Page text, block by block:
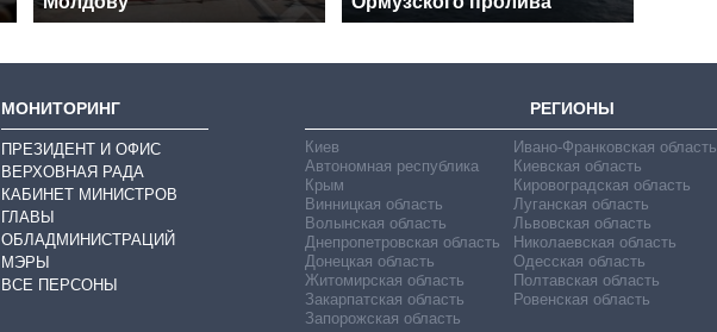
МОНИТОРИНГ
ПРЕЗИДЕНТ И ОФИС
ВЕРХОВНАЯ РАДА
КАБИНЕТ МИНИСТРОВ
ГЛАВЫ
ОБЛАДМИНИСТРАЦИЙ
МЭРЫ
ВСЕ ПЕРСОНЫ
РЕГИОНЫ
Киев
Автономная республика
Крым
Винницкая область
Волынская область
Днепропетровская область
Донецкая область
Житомирская область
Закарпатская область
Запорожская область
Ивано-Франковская область
Киевская область
Кировоградская область
Луганская область
Львовская область
Николаевская область
Одесская область
Полтавская область
Ровенская область